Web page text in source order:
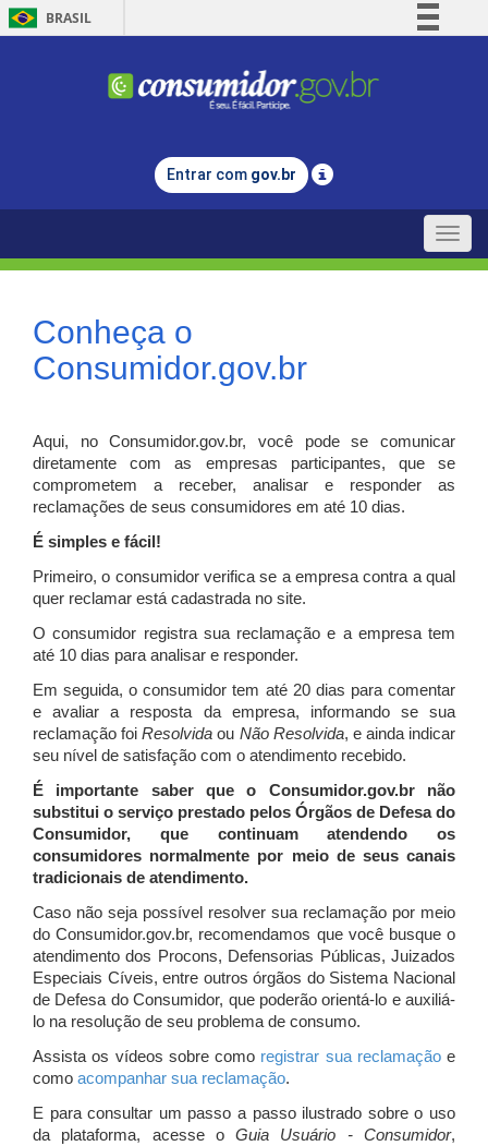
BRASIL
Comunica BR
Legislação
Entrar com gov.br
Toggle
Conheça o
Consumidor.gov.br
Aqui, no Consumidor.gov.br, você pode se comunicar
diretamente com as empresas participantes, que se
comprometem a receber, analisar e responder as
reclamações de seus consumidores em até 10 dias.
É simples e fácil!
Primeiro, o consumidor verifica se a empresa contra a qual
quer reclamar está cadastrada no site.
O consumidor registra sua reclamação e a empresa tem
até 10 dias para analisar e responder.
Em seguida, o consumidor tem até 20 dias para comentar
e avaliar a resposta da empresa, informando se sua
reclamação foiResolvida ou Não Resolvida, e ainda indicar
seu nível de satisfação com o atendimento recebido.
É importante saber que o Consumidor.gov.br não
substitui o serviço prestado pelos Órgãos de Defesa do
Consumidor, que continuam atendendo os
consumidores normalmente por meio de seus canais
tradicionais de atendimento.
Caso não seja possível resolver sua reclamação por meio
do Consumidor.gov.br, recomendamos que você busque o
atendimento dos Procons, Defensorias Públicas, Juizados
Especiais Cíveis, entre outros órgãos do Sistema Nacional
de Defesa do Consumidor, que poderão orientá-lo e auxiliá-
lo na resolução de seu problema de consumo.
Assista os vídeos sobre como registrar sua reclamaçãoe
como acompanhar sua reclamação.
E para consultar um passo a passo ilustrado sobre o uso
da plataforma, acesse oGuia Usuário - Consumidor,